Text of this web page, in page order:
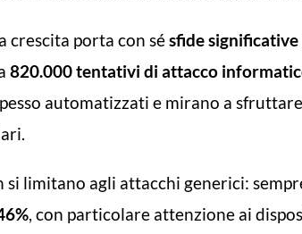
crescita porta con sésfide significative
820.000 tentativi di attacco
automatizzati e mirano a
si limitano agli attacchi generici:
, con particolare attenzione ai